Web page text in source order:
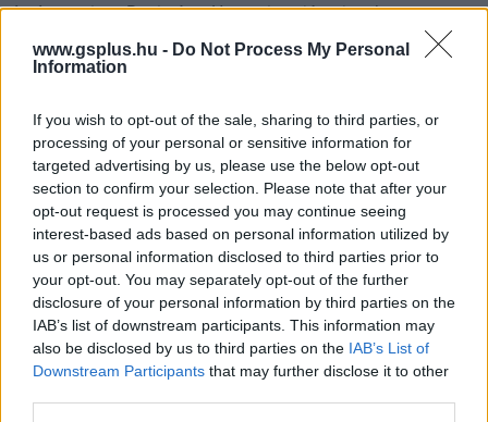
www.gsplus.hu - Do Not Process My Personal
Information
If you wish to opt-out of the sale, sharing to third parties, or
processing of your personal or sensitive information for
targeted advertising by us, please use the below opt-out
section to confirm your selection. Please note that after your
opt-out request is processed you may continue seeing
interest-based ads based on personal information utilized by
us or personal information disclosed to third parties prior to
your opt-out. You may separately opt-out of the further
disclosure of your personal information by third parties on the
IAB’s list of downstream participants. This information may
also be disclosed by us to third parties on the IAB’s List of
Downstream Participants that may further disclose it to other
Az Assassin, a Ronin és a Hunter is saját rajzot kapott.
Kiderült, nagyjából mikor érkezik a Star Wars új
anime sorozata